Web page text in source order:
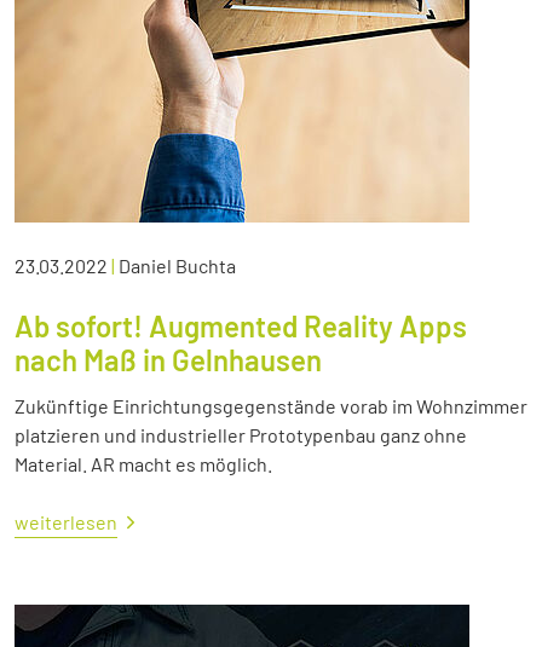
23.03.2022 | Daniel Buchta
Ab sofort! Augmented Reality Apps
nach Maß in Gelnhausen
Zukünftige Einrichtungsgegenstände vorab im Wohnzimmer
platzieren und industrieller Prototypenbau ganz ohne
Material. AR macht es möglich.
weiterlesen